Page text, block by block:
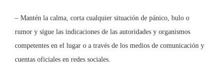
– Mantén la calma, corta cualquier situación de pánico, bulo o
rumor y sigue las indicaciones de las autoridades y organismos
competentes en el lugar o a través de los medios de comunicación y
cuentas oficiales en redes sociales.